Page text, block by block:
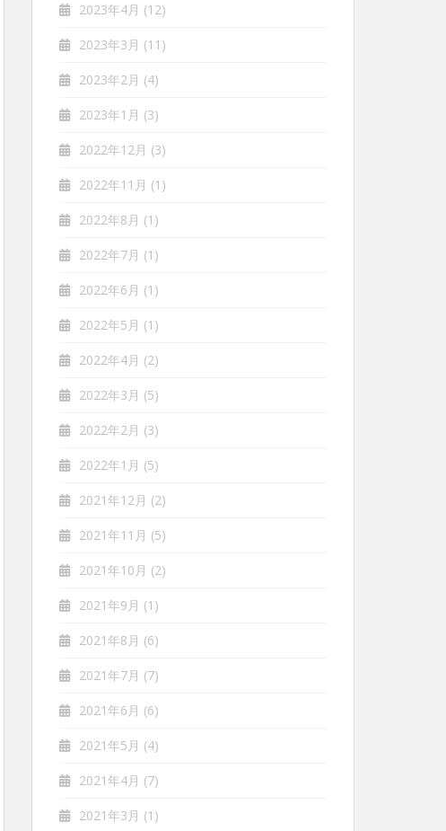
2023年4月 (12)
2023年3月 (11)
2023年2月 (4)
2023年1月 (3)
2022年12月 (3)
2022年11月 (1)
2022年8月 (1)
2022年7月 (1)
2022年6月 (1)
2022年5月 (1)
2022年4月 (2)
2022年3月 (5)
2022年2月 (3)
2022年1月 (5)
2021年12月 (2)
2021年11月 (5)
2021年10月 (2)
2021年9月 (1)
2021年8月 (6)
2021年7月 (7)
2021年6月 (6)
2021年5月 (4)
2021年4月 (7)
2021年3月 (1)